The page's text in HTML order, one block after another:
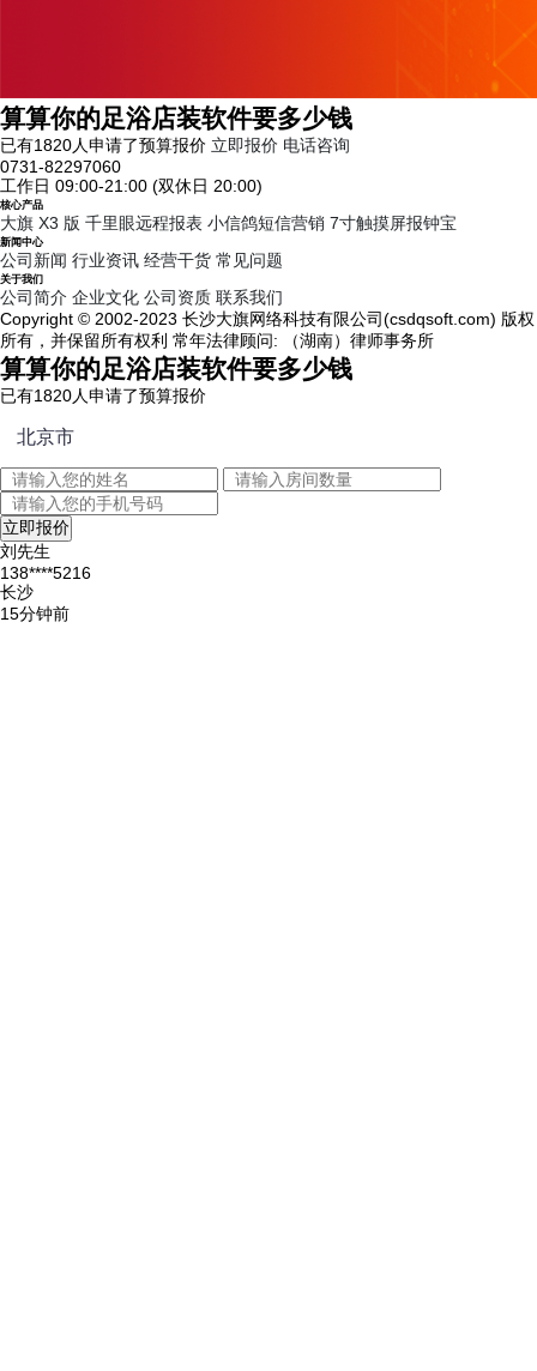
算算你的足浴店装软件要多少钱
已有1820人申请了预算报价 立即报价 电话咨询
0731-82297060
工作日 09:00-21:00 (双休日 20:00)
核心产品
大旗 X3 版 千里眼远程报表 小信鸽短信营销 7寸触摸屏报钟宝
新闻中心
公司新闻 行业资讯 经营干货 常见问题
关于我们
公司简介 企业文化 公司资质 联系我们
Copyright © 2002-2023 长沙大旗网络科技有限公司(csdqsoft.com) 版权
所有，并保留所有权利 常年法律顾问: （湖南）律师事务所
算算你的足浴店装软件要多少钱
已有1820人申请了预算报价
立即报价
刘先生
138****5216
长沙
15分钟前